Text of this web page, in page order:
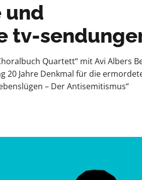
und
tv-
Quartett“ mit Avi Albers
20 Jahre Denkmal für die
– Der Antisemitismus“